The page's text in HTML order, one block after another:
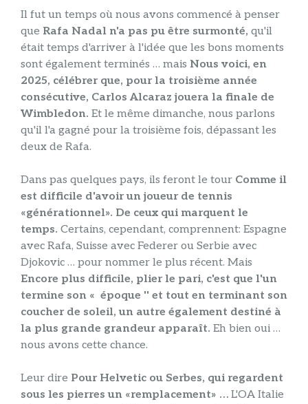
Il fut un temps où nous avons commencé à penser
que Rafa Nadal n'a pas pu être surmonté, qu'il
était temps d'arriver à l'idée que les bons moments
sont également terminés … mais Nous voici, en
2025, célébrer que, pour la troisième année
consécutive, Carlos Alcaraz jouera la finale de
Wimbledon. Et le même dimanche, nous parlons
qu'il l'a gagné pour la troisième fois, dépassant les
deux de Rafa.
Dans pas quelques pays, ils feront le tour Comme il
est difficile d'avoir un joueur de tennis
«générationnel». De ceux qui marquent le
temps. Certains, cependant, comprennent: Espagne
avec Rafa, Suisse avec Federer ou Serbie avec
Djokovic … pour nommer le plus récent. Mais
Encore plus difficile, plier le pari, c'est que l'un
termine son « époque '' et tout en terminant son
coucher de soleil, un autre également destiné à
la plus grande grandeur apparaît. Eh bien oui …
nous avons cette chance.
Leur dire Pour Helvetic ou Serbes, qui regardent
sous les pierres un «remplacement» … L'OA Italie